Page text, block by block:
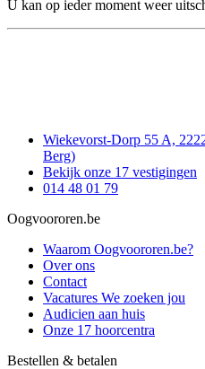
U kan op ieder moment weer
Wiekevorst-Dorp 55 A,
Berg)
Bekijk onze 17 vestigingen
014 48 01 79
Oogvoororen.be
Waarom Oogvoororen.be?
Over ons
Contact
Vacatures We zoeken jou
Audicien aan huis
Onze 17 hoorcentra
Bestellen & betalen